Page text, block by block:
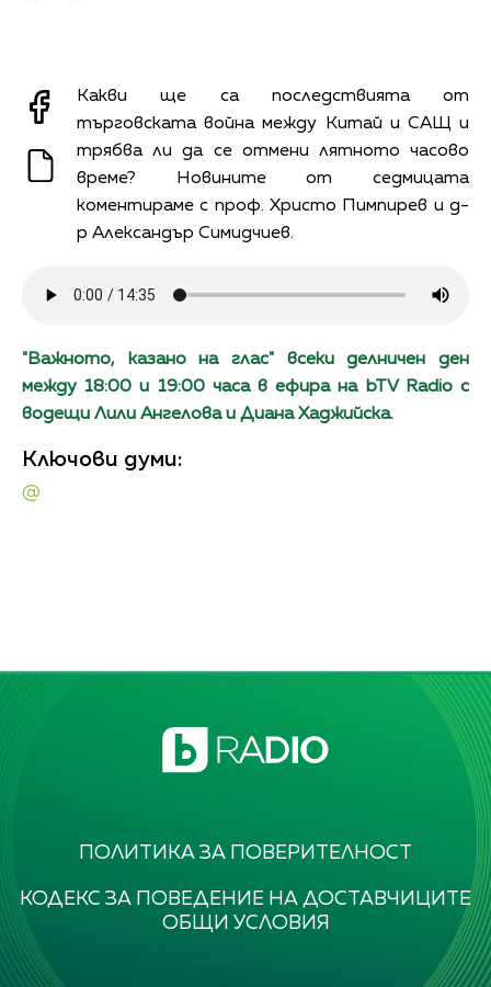
Какви ще са последствията от
търговската война между Китай и САЩ и
трябва ли да се отмени лятното часово
време? Новините от седмицата
коментираме с проф. Христо Пимпирев и д-
р Александър Симидчиев.
"Важното, казано на глас" всеки делничен ден
между 18:00 и 19:00 часа в ефира на bTV Radio с
водещи Лили Ангелова и Диана Хаджийска.
Ключови думи:
@
ПОЛИТИКА ЗА ПОВЕРИТЕЛНОСТ
КОДЕКС ЗА ПОВЕДЕНИЕ НА ДОСТАВЧИЦИТЕ
ОБЩИ УСЛОВИЯ